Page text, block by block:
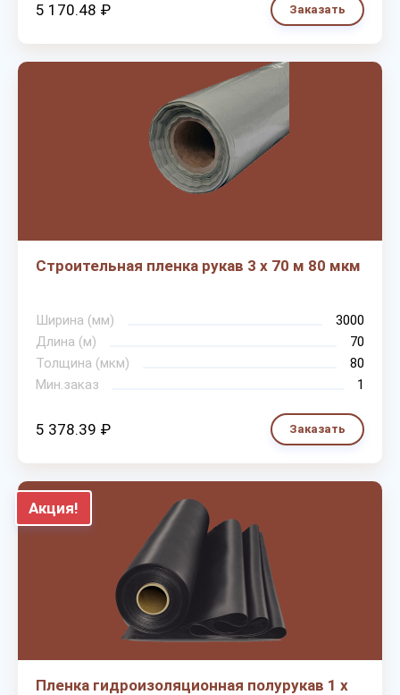
5 170.48 ₽ Заказать
Строительная пленка рукав 3 х 70 м 80 мкм
Ширина (мм)
3000
Длина (м)
70
Толщина (мкм)
80
Мин.заказ
1
5 378.39 ₽ Заказать
Акция!
Пленка гидроизоляционная полурукав 1 х